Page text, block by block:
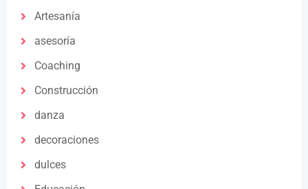
Artesanía
asesoría
Coaching
Construcción
danza
decoraciones
dulces